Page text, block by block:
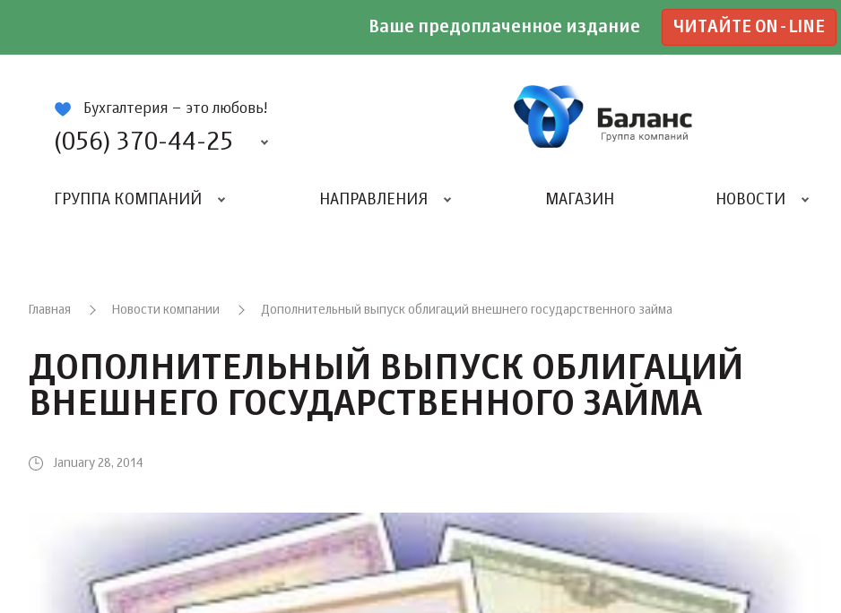
Ваше предоплаченное издание ЧИТАЙТЕ ON-LINE
Бухгалтерия – это любовь!
(056) 370-44-25
ГРУППА КОМПАНИЙ НАПРАВЛЕНИЯ МАГАЗИН НОВОСТИ
Главная Новости компании Дополнительный выпуск облигаций внешнего государственного займа
ДОПОЛНИТЕЛЬНЫЙ ВЫПУСК ОБЛИГАЦИЙ
ВНЕШНЕГО ГОСУДАРСТВЕННОГО ЗАЙМА
January 28, 2014